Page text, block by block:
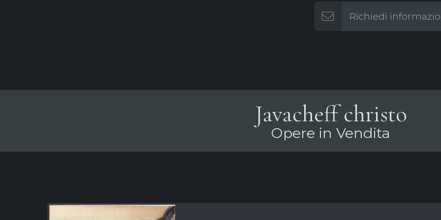
Richiedi
Javacheff christo
Opere in Vendita